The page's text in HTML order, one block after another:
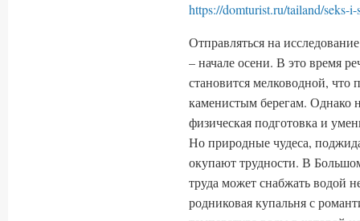
https://domturist.ru/tailand/seks-
Отправляться на
– начале осени. В это время
становится мелководной, что
каменистым берегам. Однако
физическая подготовка и
Но природные чудеса,
окупают трудности. В
труда может снабжать водой
родниковая купальня с